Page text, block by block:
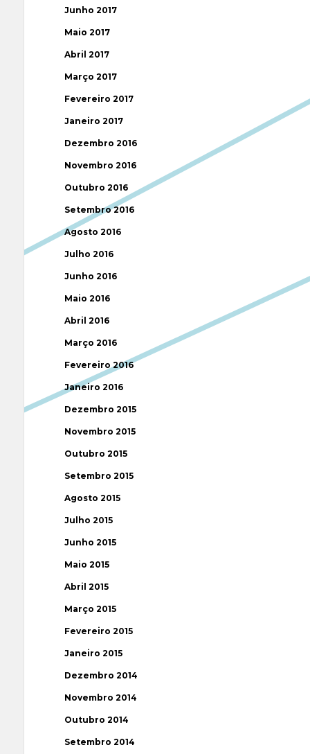
Junho 2017
Maio 2017
Abril 2017
Março 2017
Fevereiro 2017
Janeiro 2017
Dezembro 2016
Novembro 2016
Outubro 2016
Setembro 2016
Agosto 2016
Julho 2016
Junho 2016
Maio 2016
Abril 2016
Março 2016
Fevereiro 2016
Janeiro 2016
Dezembro 2015
Novembro 2015
Outubro 2015
Setembro 2015
Agosto 2015
Julho 2015
Junho 2015
Maio 2015
Abril 2015
Março 2015
Fevereiro 2015
Janeiro 2015
Dezembro 2014
Novembro 2014
Outubro 2014
Setembro 2014